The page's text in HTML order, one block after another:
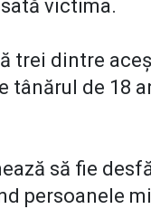
victima.
trei dintre
tânărul de 18
să fie
persoanele